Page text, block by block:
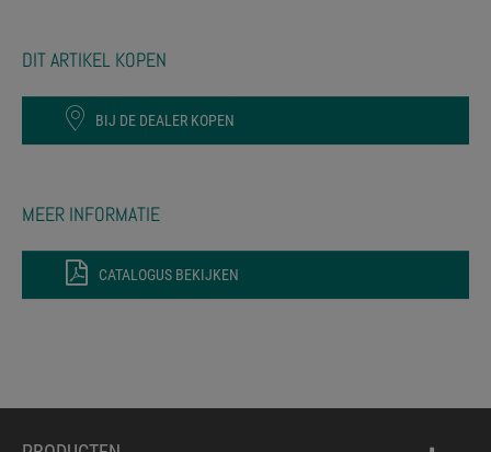
DIT ARTIKEL KOPEN
BIJ DE DEALER KOPEN
MEER INFORMATIE
CATALOGUS BEKIJKEN